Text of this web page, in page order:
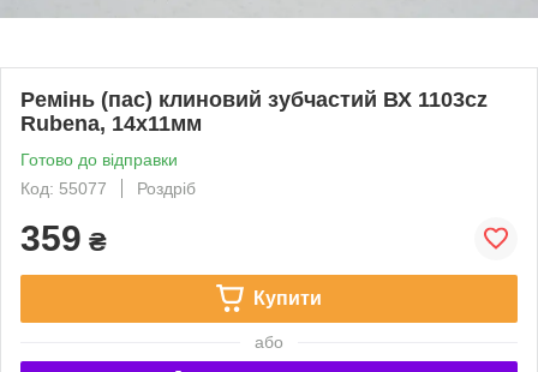
Ремінь (пас) клиновий зубчастий ВХ 1103cz
Rubena, 14х11мм
Готово до відправки
Код: 55077
Роздріб
359 ₴
Купити
або